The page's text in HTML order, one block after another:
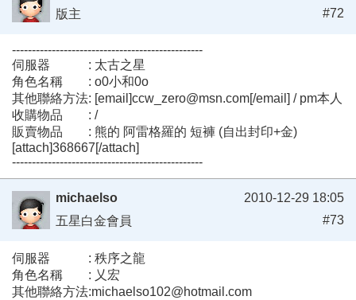
版主
#72
------------------------------------------------
伺服器 : 太古之星
角色名稱 : o0小和0o
其他聯絡方法: [email]ccw_zero@msn.com[/email] / pm本人
收購物品 : /
販賣物品 : 熊的 阿雷格羅的 短褲 (自出封印+金)
[attach]368667[/attach]
------------------------------------------------
michaelso
五星白金會員
2010-12-29 18:05
#73
伺服器 : 秩序之龍
角色名稱 : 乂宏
其他聯絡方法:michaelso102@hotmail.com